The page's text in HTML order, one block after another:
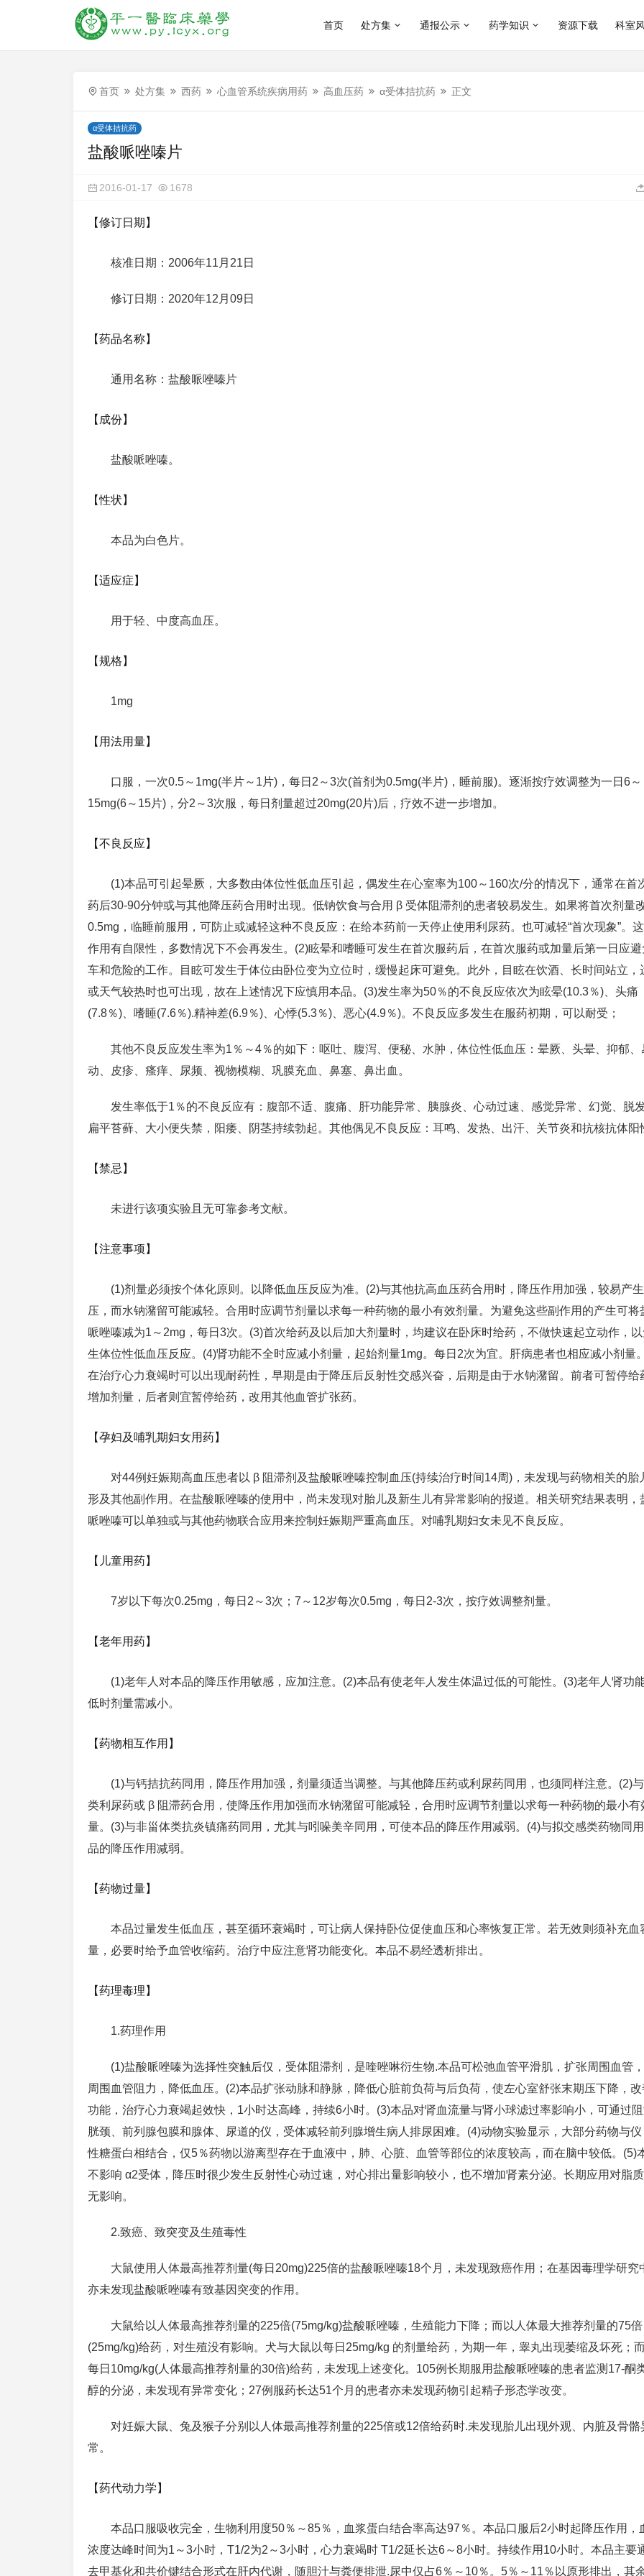
首页 处方集 通报公示 药学知识 资源下载 科室
首页 处方集 西药 心血管系统疾病用药 高血压药 α受体拮抗药 正文
α受体拮抗药
盐酸哌唑嗪片
2016-01-17 1678
【修订日期】
核准日期：2006年11月21日
修订日期：2020年12月09日
【药品名称】
通用名称：盐酸哌唑嗪片
【成份】
盐酸哌唑嗪。
【性状】
本品为白色片。
【适应症】
用于轻、中度高血压。
【规格】
1mg
【用法用量】
口服，一次0.5～1mg(半片～1片)，每日2～3次(首剂为0.5mg(半片)，睡前服)。逐渐按疗效调整为一日6～
15mg(6～15片)，分2～3次服，每日剂量超过20mg(20片)后，疗效不进一步增加。
【不良反应】
(1)本品可引起晕厥，大多数由体位性低血压引起，偶发生在心室率为100～160次/分的情况下，通常在首
药后30-90分钟或与其他降压药合用时出现。低钠饮食与合用 β 受体阻滞剂的患者较易发生。如果将首次剂量
0.5mg，临睡前服用，可防止或减轻这种不良反应：在给本药前一天停止使用利尿药。也可减轻“首次现象”。这
作用有自限性，多数情况下不会再发生。(2)眩晕和嗜睡可发生在首次服药后，在首次服药或加量后第一日应避
车和危险的工作。目眩可发生于体位由卧位变为立位时，缓慢起床可避免。此外，目眩在饮酒、长时间站立，
或天气较热时也可出现，故在上述情况下应慎用本品。(3)发生率为50％的不良反应依次为眩晕(10.3％)、头痛
(7.8％)、嗜睡(7.6％).精神差(6.9％)、心悸(5.3％)、恶心(4.9％)。不良反应多发生在服药初期，可以耐受；
其他不良反应发生率为1％～4％的如下：呕吐、腹泻、便秘、水肿，体位性低血压：晕厥、头晕、抑郁、
动、皮疹、瘙痒、尿频、视物模糊、巩膜充血、鼻塞、鼻出血。
发生率低于1％的不良反应有：腹部不适、腹痛、肝功能异常、胰腺炎、心动过速、感觉异常、幻觉、脱发
扁平苔藓、大小便失禁，阳痿、阴茎持续勃起。其他偶见不良反应：耳鸣、发热、出汗、关节炎和抗核抗体阳
【禁忌】
未进行该项实验且无可靠参考文献。
【注意事项】
(1)剂量必须按个体化原则。以降低血压反应为准。(2)与其他抗高血压药合用时，降压作用加强，较易产
压，而水钠潴留可能减轻。合用时应调节剂量以求每一种药物的最小有效剂量。为避免这些副作用的产生可将
哌唑嗪减为1～2mg，每日3次。(3)首次给药及以后加大剂量时，均建议在卧床时给药，不做快速起立动作，
生体位性低血压反应。(4)肾功能不全时应减小剂量，起始剂量1mg。每日2次为宜。肝病患者也相应减小剂量
在治疗心力衰竭时可以出现耐药性，早期是由于降压后反射性交感兴奋，后期是由于水钠潴留。前者可暂停给
增加剂量，后者则宜暂停给药，改用其他血管扩张药。
【孕妇及哺乳期妇女用药】
对44例妊娠期高血压患者以 β 阻滞剂及盐酸哌唑嗪控制血压(持续治疗时间14周)，未发现与药物相关的胎
形及其他副作用。在盐酸哌唑嗪的使用中，尚未发现对胎儿及新生儿有异常影响的报道。相关研究结果表明，
哌唑嗪可以单独或与其他药物联合应用来控制妊娠期严重高血压。对哺乳期妇女未见不良反应。
【儿童用药】
7岁以下每次0.25mg，每日2～3次；7～12岁每次0.5mg，每日2-3次，按疗效调整剂量。
【老年用药】
(1)老年人对本品的降压作用敏感，应加注意。(2)本品有使老年人发生体温过低的可能性。(3)老年人肾功
低时剂量需减小。
【药物相互作用】
(1)与钙拮抗药同用，降压作用加强，剂量须适当调整。与其他降压药或利尿药同用，也须同样注意。(2)
类利尿药或 β 阻滞药合用，使降压作用加强而水钠潴留可能减轻，合用时应调节剂量以求每一种药物的最小有
量。(3)与非甾体类抗炎镇痛药同用，尤其与吲哚美辛同用，可使本品的降压作用减弱。(4)与拟交感类药物同
品的降压作用减弱。
【药物过量】
本品过量发生低血压，甚至循环衰竭时，可让病人保持卧位促使血压和心率恢复正常。若无效则须补充血
量，必要时给予血管收缩药。治疗中应注意肾功能变化。本品不易经透析排出。
【药理毒理】
1.药理作用
(1)盐酸哌唑嗪为选择性突触后仅，受体阻滞剂，是喹唑啉衍生物.本品可松弛血管平滑肌，扩张周围血管
周围血管阻力，降低血压。(2)本品扩张动脉和静脉，降低心脏前负荷与后负荷，使左心室舒张末期压下降，
功能，治疗心力衰竭起效快，1小时达高峰，持续6小时。(3)本品对肾血流量与肾小球滤过率影响小，可通过
胱颈、前列腺包膜和腺体、尿道的仪，受体减轻前列腺增生病人排尿困难。(4)动物实验显示，大部分药物与仪
性糖蛋白相结合，仅5％药物以游离型存在于血液中，肺、心脏、血管等部位的浓度较高，而在脑中较低。(5)
不影响 α2受体，降压时很少发生反射性心动过速，对心排出量影响较小，也不增加肾素分泌。长期应用对脂
无影响。
2.致癌、致突变及生殖毒性
大鼠使用人体最高推荐剂量(每日20mg)225倍的盐酸哌唑嗪18个月，未发现致癌作用；在基因毒理学研究
亦未发现盐酸哌唑嗪有致基因突变的作用。
大鼠给以人体最高推荐剂量的225倍(75mg/kg)盐酸哌唑嗪，生殖能力下降；而以人体最大推荐剂量的75倍
(25mg/kg)给药，对生殖没有影响。犬与大鼠以每日25mg/kg 的剂量给药，为期一年，睾丸出现萎缩及坏死；
每日10mg/kg(人体最高推荐剂量的30倍)给药，未发现上述变化。105例长期服用盐酸哌唑嗪的患者监测17-酮
醇的分泌，未发现有异常变化；27例服药长达51个月的患者亦未发现药物引起精子形态学改变。
对妊娠大鼠、兔及猴子分别以人体最高推荐剂量的225倍或12倍给药时.未发现胎儿出现外观、内脏及骨骼
常。
【药代动力学】
本品口服吸收完全，生物利用度50％～85％，血浆蛋白结合率高达97％。本品口服后2小时起降压作用，
浓度达峰时间为1～3小时，T1/2为2～3小时，心力衰竭时 T1/2延长达6～8小时。持续作用10小时。本品主要
去甲基化和共价键结合形式在肝内代谢，随胆汁与粪便排泄.尿中仅占6％～10％。5％～11％以原形排出，其